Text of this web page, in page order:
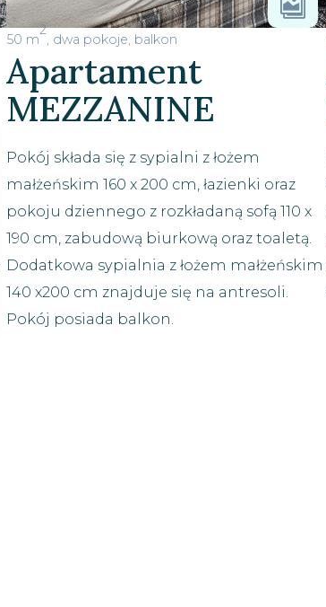

50 m
2
, dwa pokoje, balkon
Apartament
MEZZANINE
Pokój składa się z sypialni z łożem
małżeńskim 160 x 200 cm, łazienki oraz
pokoju dziennego z rozkładaną sofą 110 x
190 cm, zabudową biurkową oraz toaletą.
Dodatkowa sypialnia z łożem małżeńskim
140 x200 cm znajduje się na antresoli.
Pokój posiada balkon.